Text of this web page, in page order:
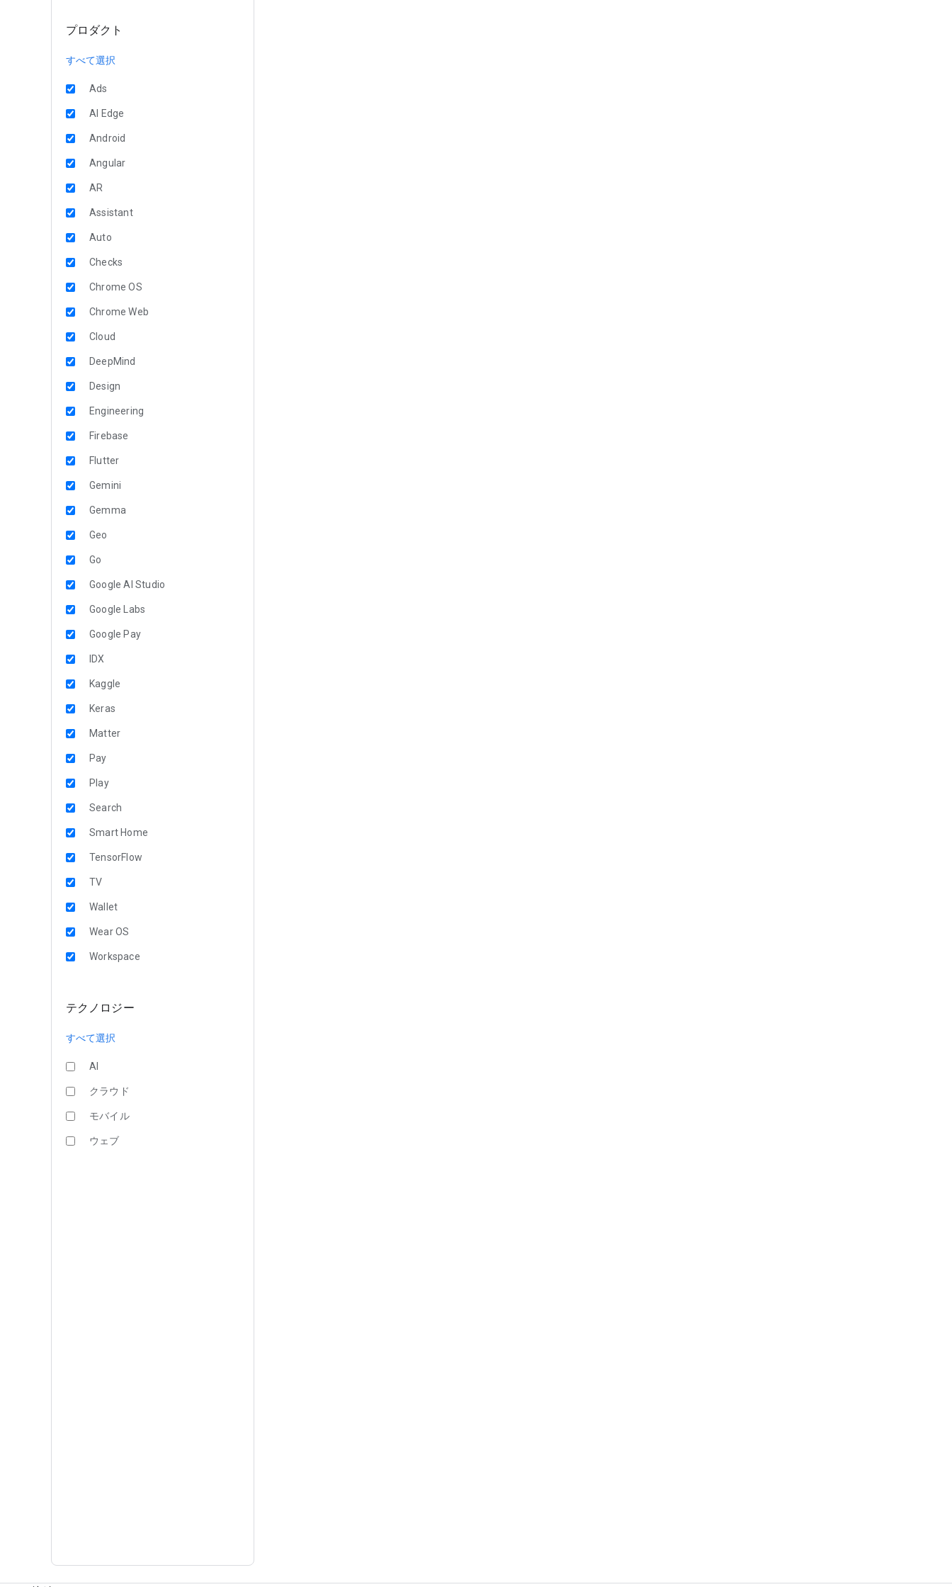
プロダクト
すべて選択
Ads
AI Edge
Android
Angular
AR
Assistant
Auto
Checks
Chrome OS
Chrome Web
Cloud
DeepMind
Design
Engineering
Firebase
Flutter
Gemini
Gemma
Geo
Go
Google AI Studio
Google Labs
Google Pay
IDX
Kaggle
Keras
Matter
Pay
Play
Search
Smart Home
TensorFlow
TV
Wallet
Wear OS
Workspace
テクノロジー
すべて選択
AI
クラウド
モバイル
ウェブ